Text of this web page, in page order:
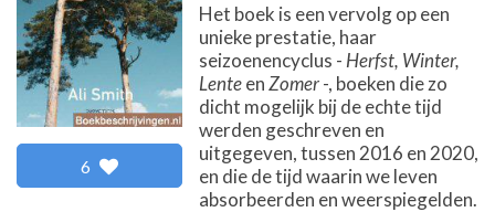
6
Het boek is een vervolg op een
unieke prestatie, haar
seizoenencyclus - Herfst, Winter,
LenteenZomer-, boeken die zo
dicht mogelijk bij de echte tijd
werden geschreven en
uitgegeven, tussen 2016 en 2020,
en die de tijd waarin we leven
absorbeerden en weerspiegelden.